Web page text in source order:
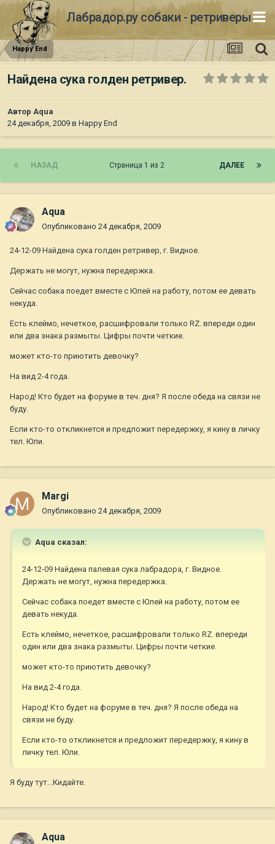
Лабрадор.ру собаки - ретриверы
Happy End
Найдена сука голден ретривер.
Автор Aqua
24 декабря, 2009 в Happy End
НАЗАД ДАЛЕЕ
Страница 1 из 2
Aqua
Опубликовано 24 декабря, 2009
24-12-09 Найдена сука голден ретривер, г. Видное.
Держать не могут, нужна передержка.
Сейчас собака поедет вместе с Юлей на работу, потом ее девать
некуда.
Есть клеймо, нечеткое, расшифровали только RZ. впереди один
или два знака размыты. Цифры почти четкие.
может кто-то приютить девочку?
На вид 2-4 года.
Народ! Кто будет на форуме в теч. дня? Я после обеда на связи не
буду.
Если кто-то откликнется и предложит передержку, я кину в личку
тел. Юли.
Margi
Опубликовано 24 декабря, 2009
Aqua сказал:
24-12-09 Найдена палевая сука лабрадора, г. Видное.
Держать не могут, нужна передержка.
Сейчас собака поедет вместе с Юлей на работу, потом ее
девать некуда.
Есть клеймо, нечеткое, расшифровали только RZ. впереди
один или два знака размыты. Цифры почти четкие.
может кто-то приютить девочку?
На вид 2-4 года.
Народ! Кто будет на форуме в теч. дня? Я после обеда на
связи не буду.
Если кто-то откликнется и предложит передержку, я кину в
личку тел. Юли.
Я буду тут...Кидайте.
Aqua